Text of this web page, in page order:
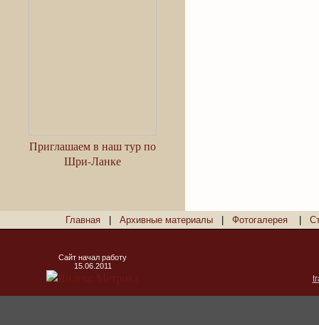
Приглашаем в наш тур по
Шри-Ланке
Главная Архивные материалы Фотогалерея
Сайт начал работу
15.06.2011